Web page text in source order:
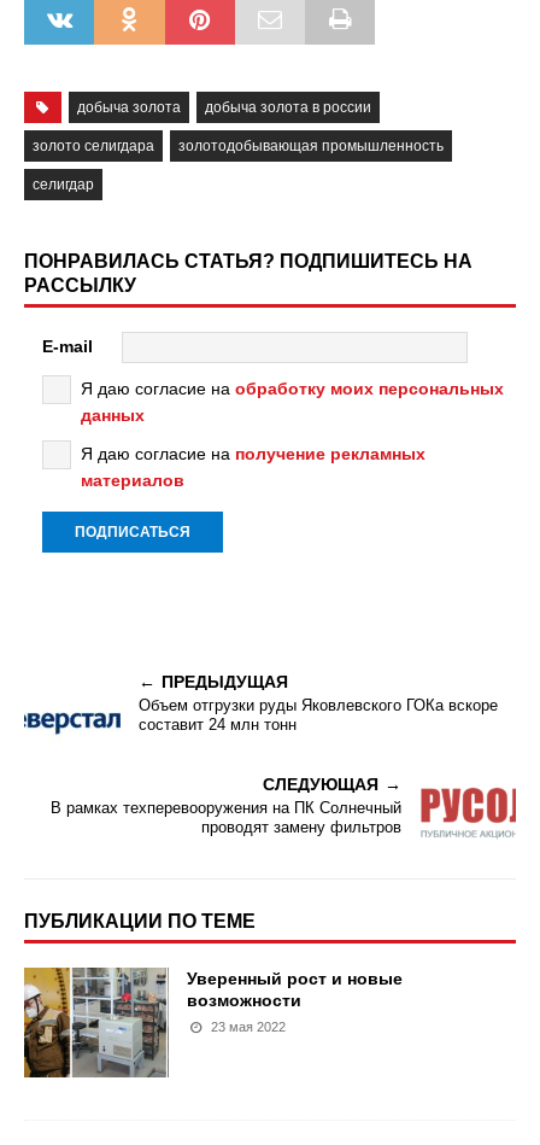
добыча золота добыча золота в россии
золото селигдара золотодобывающая промышленность
селигдар
ПОНРАВИЛАСЬ СТАТЬЯ? ПОДПИШИТЕСЬ НА
РАССЫЛКУ
E-mail
Я даю согласие на обработку моих персональных
данных
Я даю согласие на получение рекламных
материалов
ПРЕДЫДУЩАЯ
Объем отгрузки руды Яковлевского ГОКа вскоре
составит 24 млн тонн
СЛЕДУЮЩАЯ
В рамках техперевооружения на ПК Солнечный
проводят замену фильтров
ПУБЛИКАЦИИ ПО ТЕМЕ
Уверенный рост и новые
возможности
23 мая 2022